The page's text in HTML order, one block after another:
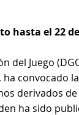
hasta el 22
del Juego
ha convocado
derivados
ha sido